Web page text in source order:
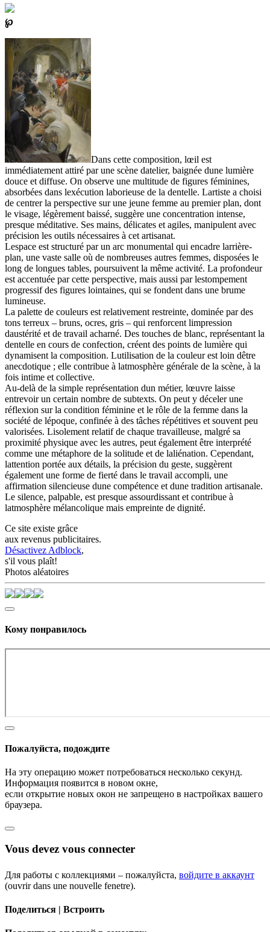
℘
Dans cette composition, lœil est
immédiatement attiré par une scène datelier, baignée dune lumière
douce et diffuse. On observe une multitude de figures féminines,
absorbées dans lexécution laborieuse de la dentelle. Lartiste a choisi
de centrer la perspective sur une jeune femme au premier plan, dont
le visage, légèrement baissé, suggère une concentration intense,
presque méditative. Ses mains, délicates et agiles, manipulent avec
précision les outils nécessaires à cet artisanat.
Lespace est structuré par un arc monumental qui encadre larrière-
plan, une vaste salle où de nombreuses autres femmes, disposées le
long de longues tables, poursuivent la même activité. La profondeur
est accentuée par cette perspective, mais aussi par lestompement
progressif des figures lointaines, qui se fondent dans une brume
lumineuse.
La palette de couleurs est relativement restreinte, dominée par des
tons terreux – bruns, ocres, gris – qui renforcent limpression
daustérité et de travail acharné. Des touches de blanc, représentant la
dentelle en cours de confection, créent des points de lumière qui
dynamisent la composition. Lutilisation de la couleur est loin dêtre
anecdotique ; elle contribue à latmosphère générale de la scène, à la
fois intime et collective.
Au-delà de la simple représentation dun métier, lœuvre laisse
entrevoir un certain nombre de subtexts. On peut y déceler une
réflexion sur la condition féminine et le rôle de la femme dans la
société de lépoque, confinée à des tâches répétitives et souvent peu
valorisées. Lisolement relatif de chaque travailleuse, malgré sa
proximité physique avec les autres, peut également être interprété
comme une métaphore de la solitude et de laliénation. Cependant,
lattention portée aux détails, la précision du geste, suggèrent
également une forme de fierté dans le travail accompli, une
affirmation silencieuse dune compétence et dune tradition artisanale.
Le silence, palpable, est presque assourdissant et contribue à
latmosphère mélancolique mais empreinte de dignité.
Ce site existe grâce
aux revenus publicitaires.
Désactivez Adblock,
s'il vous plaît!
Photos aléatoires
Кому понравилось
Пожалуйста, подождите
На эту операцию может потребоваться несколько секунд.
Информация появится в новом окне,
если открытие новых окон не запрещено в настройках вашего
браузера.
Vous devez vous connecter
Для работы с коллекциями – пожалуйста, войдите в аккаунт
(ouvrir dans une nouvelle fenetre).
Поделиться | Встроить